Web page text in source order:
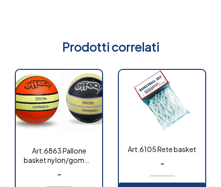
Prodotti correlati
Art.6863 Pallone
basket nylon/gomma
-
Art.6105 Rete basket
-